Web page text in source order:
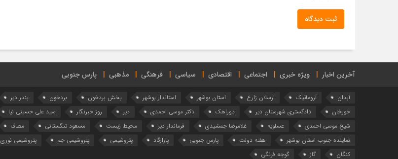
ثبت دیدگاه
آخرین اخبار ویژه خبری اجتماعی اقتصادی سیاسی فرهنگی مذهبی پارس جنوبی
آبدان آروماتیک ارسلان زارع استان بوشهر استاندار بوشهر بخش بردخون بردخون بندر دیر
خورخان
دادگستری شهرستان دیر دوراهک دکتر موسی احمدی دیر روز خبرنگار سید علی حسینی نیا
شیخ موسی احمدی
عسلویه غلامرضا جمشیدی فرماندار دیر محیط زیست مسعود تنگستانی مطاف
نماینده جنوب استان بوشهر
هفته دولت پارس جنوبی پازارگاد پتروشیمی پتروشیمی جم پتروشیمی نوری
کنگان
گاز گوجه فرنگی